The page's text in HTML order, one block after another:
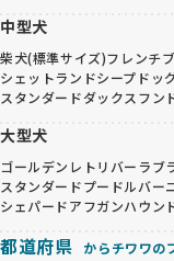
中型犬
柴犬(標準サイズ)フレンチ
シェットランドシープドッ
スタンダードダックスフン
大型犬
ゴールデンレトリバー ラブ
スタンダードプードルバー
シェパードアフガンハウン
都道府県 からチワワの